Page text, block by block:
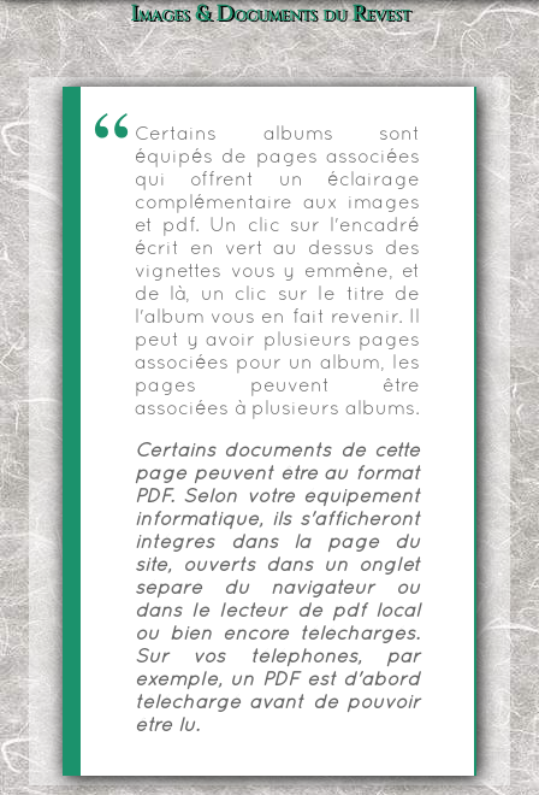
Images & Documents du Revest
Certains albums sont
équipés de pages associées
qui offrent un éclairage
complémentaire aux images
et pdf. Un clic sur l'encadré
écrit en vert au dessus des
vignettes vous y emmène, et
de là, un clic sur le titre de
l'album vous en fait revenir. Il
peut y avoir plusieurs pages
associées pour un album, les
pages peuvent être
associées à plusieurs albums.
Certains documents de cette
page peuvent être au format
PDF. Selon votre équipement
informatique, ils s'afficheront
intégrés dans la page du
site, ouverts dans un onglet
séparé du navigateur ou
dans le lecteur de pdf local
ou bien encore téléchargés.
Sur vos téléphones, par
exemple, un PDF est d'abord
téléchargé avant de pouvoir
être lu.